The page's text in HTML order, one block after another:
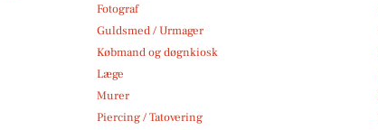
Fotograf
Guldsmed / Urmager
Købmand og døgnkiosk
Læge
Murer
Piercing / Tatovering